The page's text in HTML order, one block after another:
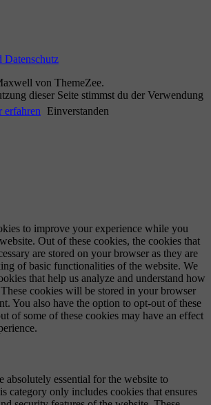
Datenschutz
von ThemeZee.
dieser Seite stimmst du der Verwendung
erfahren Einverstanden
to improve your experience while you
Out of these cookies, the cookies that
are stored on your browser as they are
of basic functionalities of the website. We
that help us analyze and understand how
cookies will be stored in your browser
You also have the option to opt-out of these
of some of these cookies may have an effect
absolutely essential for the website to
category only includes cookies that ensures